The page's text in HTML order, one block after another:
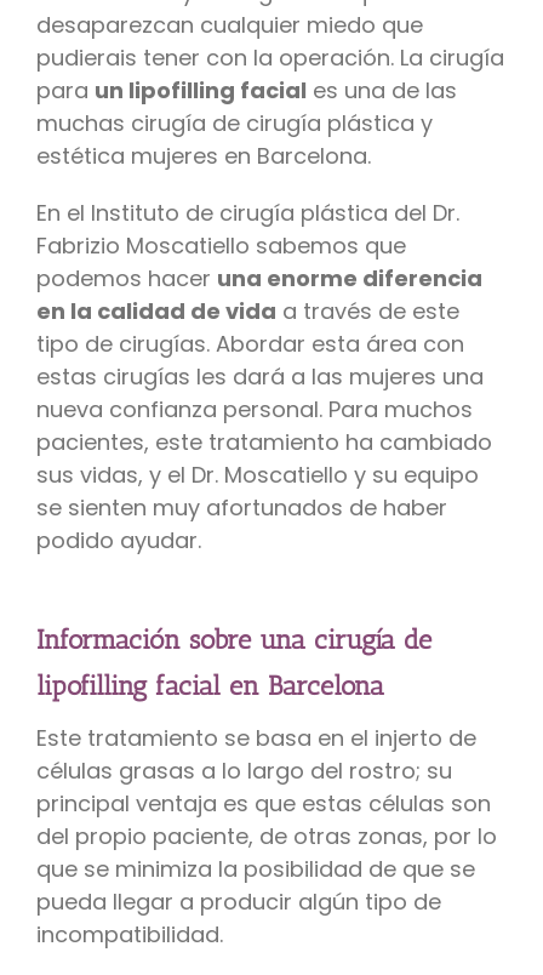
desaparezcan cualquier miedo que
pudierais tener con la operación. La cirugía
para un lipofilling facial es una de las
muchas cirugía de cirugía plástica y
estética mujeres en Barcelona.
En el Instituto de cirugía plástica del Dr.
Fabrizio Moscatiello sabemos que
podemos hacer una enorme diferencia
en la calidad de vida a través de este
tipo de cirugías. Abordar esta área con
estas cirugías les dará a las mujeres una
nueva confianza personal. Para muchos
pacientes, este tratamiento ha cambiado
sus vidas, y el Dr. Moscatiello y su equipo
se sienten muy afortunados de haber
podido ayudar.
Información sobre una cirugía de
lipofilling facial en Barcelona
Este tratamiento se basa en el injerto de
células grasas a lo largo del rostro; su
principal ventaja es que estas células son
del propio paciente, de otras zonas, por lo
que se minimiza la posibilidad de que se
pueda llegar a producir algún tipo de
incompatibilidad.